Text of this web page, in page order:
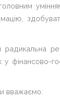
фінансово-
вважаємо: